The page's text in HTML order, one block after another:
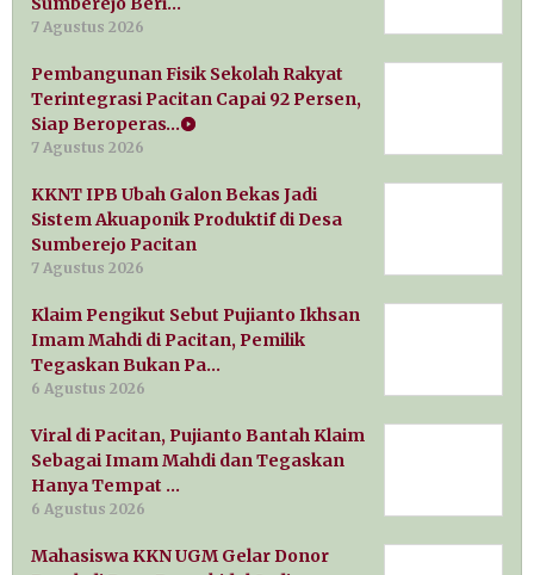
7 Agustus 2026
Pembangunan Fisik Sekolah Rakyat
Terintegrasi Pacitan Capai 92 Persen,
Siap Beroperas…
7 Agustus 2026
KKNT IPB Ubah Galon Bekas Jadi
Sistem Akuaponik Produktif di Desa
Sumberejo Pacitan
7 Agustus 2026
Klaim Pengikut Sebut Pujianto Ikhsan
Imam Mahdi di Pacitan, Pemilik
Tegaskan Bukan Pa…
6 Agustus 2026
Viral di Pacitan, Pujianto Bantah Klaim
Sebagai Imam Mahdi dan Tegaskan
Hanya Tempat …
6 Agustus 2026
Mahasiswa KKN UGM Gelar Donor